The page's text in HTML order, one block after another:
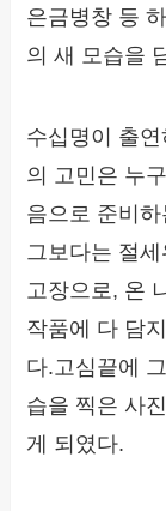
은금병창 등
의 새 모습을
수십명이 출
의 고민은 누
음으로 준비
그보다는 절
고장으로, 온
작품에 다 담
다.고심끝에
습을 찍은 사
게 되였다.